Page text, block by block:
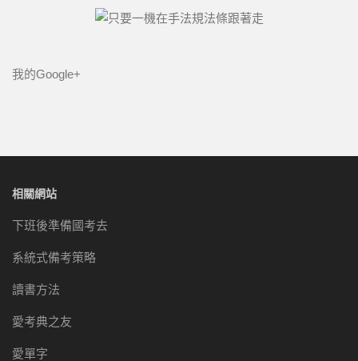
我的Google+
相關網站
下班後準備國考去
系統式備考策略
讀書方法
愛考典之友
愛單字